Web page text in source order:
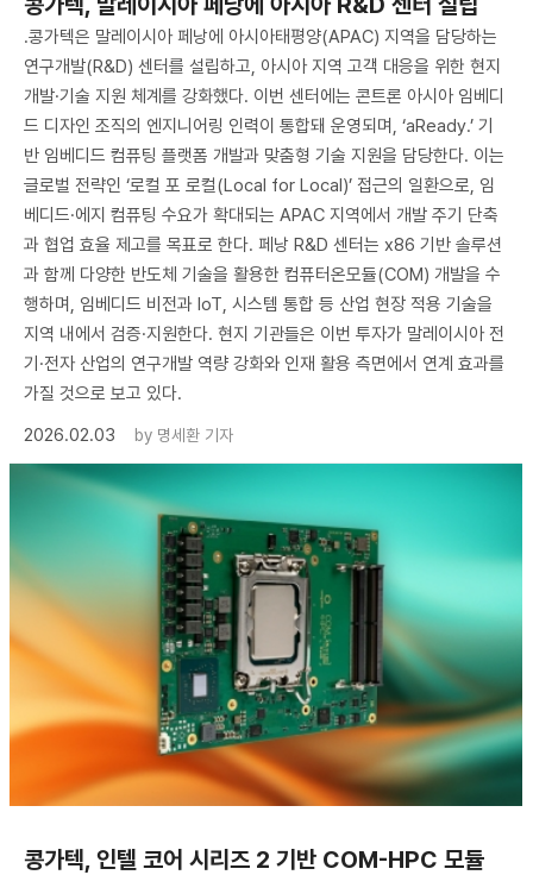
.콩가텍은 말레이시아 페낭에 아시아태평양(APAC) 지역을 담당하는
연구개발(R&D) 센터를 설립하고, 아시아 지역 고객 대응을 위한 현지
개발·기술 지원 체계를 강화했다. 이번 센터에는 콘트론 아시아 임베디
드 디자인 조직의 엔지니어링 인력이 통합돼 운영되며, ‘aReady.’ 기
반 임베디드 컴퓨팅 플랫폼 개발과 맞춤형 기술 지원을 담당한다. 이는
글로벌 전략인 ‘로컬 포 로컬(Local for Local)’ 접근의 일환으로, 임
베디드·에지 컴퓨팅 수요가 확대되는 APAC 지역에서 개발 주기 단축
과 협업 효율 제고를 목표로 한다. 페낭 R&D 센터는 x86 기반 솔루션
과 함께 다양한 반도체 기술을 활용한 컴퓨터온모듈(COM) 개발을 수
행하며, 임베디드 비전과 IoT, 시스템 통합 등 산업 현장 적용 기술을
지역 내에서 검증·지원한다. 현지 기관들은 이번 투자가 말레이시아 전
기·전자 산업의 연구개발 역량 강화와 인재 활용 측면에서 연계 효과를
가질 것으로 보고 있다.
2026.02.03
by 명세환 기자
콩가텍, 인텔 코어 시리즈 2 기반 COM-HPC 모듈